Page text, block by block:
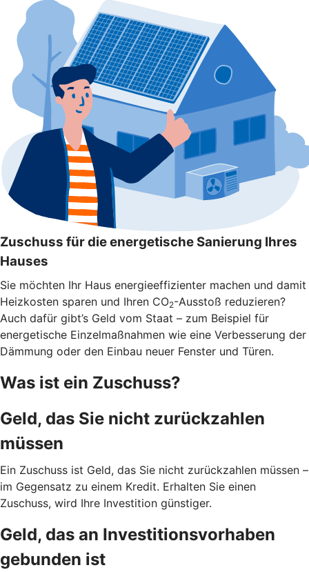
Zuschuss für die energetische Sanierung Ihres
Hauses
Sie möchten Ihr Haus energieeffizienter machen und damit
Heizkosten sparen und Ihren CO2-Ausstoß reduzieren?
Auch dafür gibt’s Geld vom Staat – zum Beispiel für
energetische Einzelmaßnahmen wie eine Verbesserung der
Dämmung oder den Einbau neuer Fenster und Türen.
Was ist ein Zuschuss?
Geld, das Sie nicht zurückzahlen
müssen
Ein Zuschuss ist Geld, das Sie nicht zurückzahlen müssen –
im Gegensatz zu einem Kredit. Erhalten Sie einen
Zuschuss, wird Ihre Investition günstiger.
Geld, das an Investitionsvorhaben
gebunden ist